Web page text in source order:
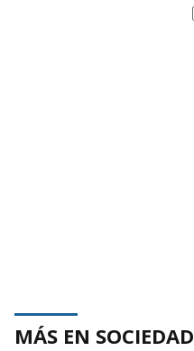
MÁS EN SOCIEDAD